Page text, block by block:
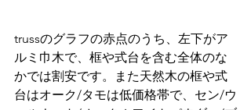
trussのグラフの赤点のうち、左下がア
ルミ巾木で、框や式台を含む全体のな
かでは割安です。また天然木の框や式
台はオーク/タモは低価格帯で、セン/ウ